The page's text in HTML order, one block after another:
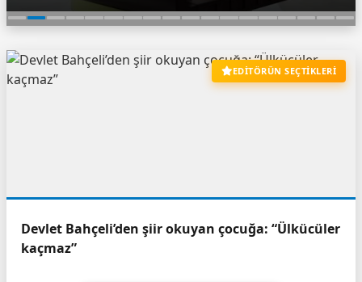
Trump'tan Irak'a 'Maliki' tehdidi: 'Seçilirse ABD
artık yardım etmeyecek'
EDİTÖRÜN SEÇTİKLERİ